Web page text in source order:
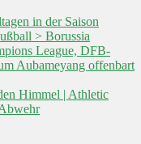
in der Saison
> Borussia
League, DFB-
Aubameyang offenbart
Himmel | Athletic